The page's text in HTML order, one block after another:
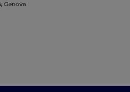
Genova